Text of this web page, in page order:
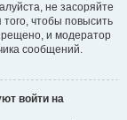
не засоряйте
чтобы повысить
и модератор
сообщений.
войти на